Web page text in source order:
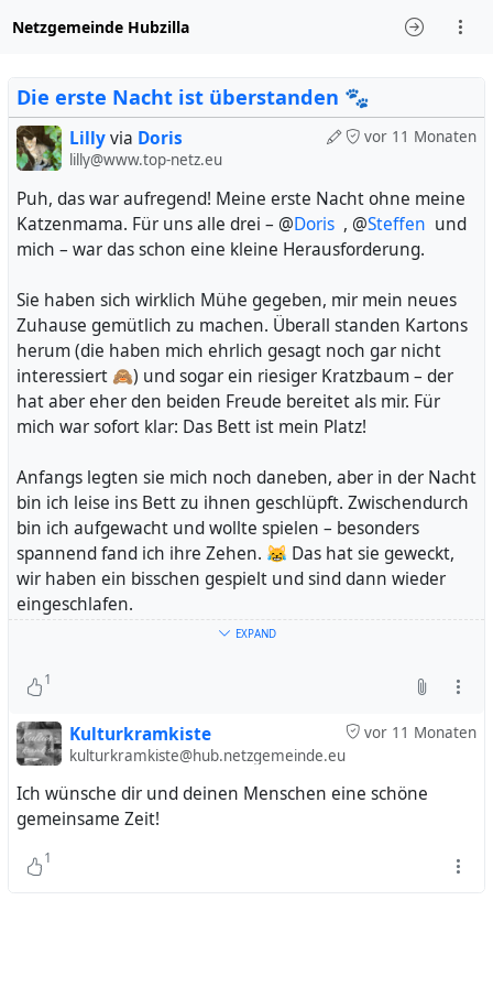
Netzgemeinde Hubzilla
Die erste Nacht ist überstanden 🐾
vor 11 Monaten
Lillyvia Doris
lilly@www.top-netz.eu
Puh, das war aufregend! Meine erste Nacht ohne meine
Katzenmama. Für uns alle drei – @Doris , @Steffen und
mich – war das schon eine kleine Herausforderung.
Sie haben sich wirklich Mühe gegeben, mir mein neues
Zuhause gemütlich zu machen. Überall standen Kartons
herum (die haben mich ehrlich gesagt noch gar nicht
interessiert 🙈) und sogar ein riesiger Kratzbaum – der
hat aber eher den beiden Freude bereitet als mir. Für
mich war sofort klar: Das Bett ist mein Platz!
Anfangs legten sie mich noch daneben, aber in der Nacht
bin ich leise ins Bett zu ihnen geschlüpft. Zwischendurch
bin ich aufgewacht und wollte spielen – besonders
spannend fand ich ihre Zehen. 😹 Das hat sie geweckt,
wir haben ein bisschen gespielt und sind dann wieder
eingeschlafen.
gedauert, bis ich meine neuen Menschen überzeugen
Frühstück für mich, ich habe brav mein Geschäft erledigt,
die Wohnung erkundet, ein bisschen mit ihnen gespielt –
und dann war ich wieder müde und habe erstmal ein
Nickerchen gemacht.
So ging meine erste Nacht im neuen Zuhause zu Ende –
aufregend, kuschelig und voller kleiner Abenteuer. 💛
EXPAND
1
vor 11 Monaten
Kulturkramkiste
kulturkramkiste@hub.netzgemeinde.eu
Ich wünsche dir und deinen Menschen eine schöne
gemeinsame Zeit!
1